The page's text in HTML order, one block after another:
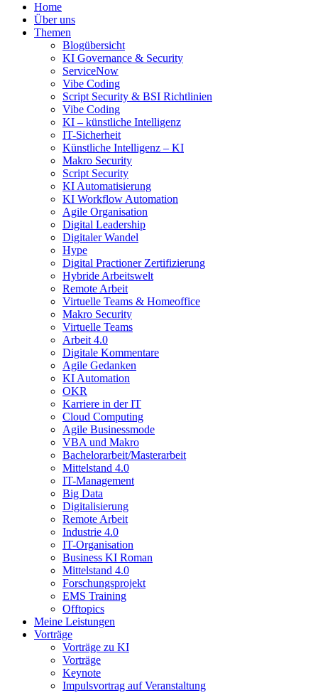
Home
Über uns
Themen
Blogübersicht
KI Governance & Security
ServiceNow
Vibe Coding
Script Security & BSI Richtlinien
Vibe Coding
KI – künstliche Intelligenz
IT-Sicherheit
Künstliche Intelligenz – KI
Makro Security
Script Security
KI Automatisierung
KI Workflow Automation
Agile Organisation
Digital Leadership
Digitaler Wandel
Hype
Digital Practioner Zertifizierung
Hybride Arbeitswelt
Remote Arbeit
Virtuelle Teams & Homeoffice
Makro Security
Virtuelle Teams
Arbeit 4.0
Digitale Kommentare
Agile Gedanken
KI Automation
OKR
Karriere in der IT
Cloud Computing
Agile Businessmode
VBA und Makro
Bachelorarbeit/Masterarbeit
Mittelstand 4.0
IT-Management
Big Data
Digitalisierung
Remote Arbeit
Industrie 4.0
IT-Organisation
Business KI Roman
Mittelstand 4.0
Forschungsprojekt
EMS Training
Offtopics
Meine Leistungen
Vorträge
Vorträge zu KI
Vorträge
Keynote
Impulsvortrag auf Veranstaltung